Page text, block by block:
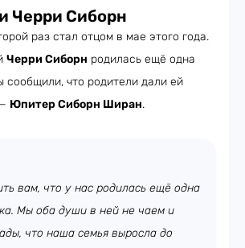
Черри Сиборн
раз стал отцом в мае этого года.
Черри Сиборн родилась ещё одна
сообщили, что родители дали ей
Юпитер Сиборн Ширан.
вам, что у нас родилась ещё одна
Мы оба души в ней не чаем и
что наша семья выросла до